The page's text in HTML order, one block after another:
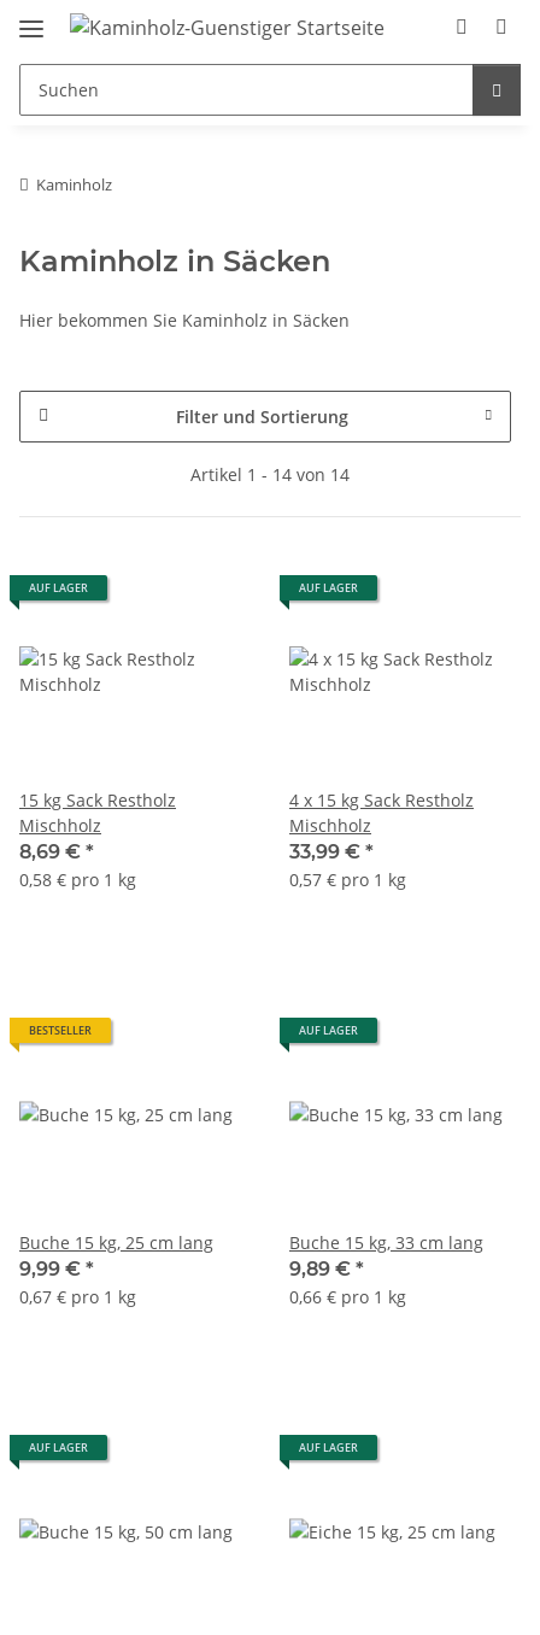
Kaminholz
Kaminholz in Säcken
Hier bekommen Sie Kaminholz in Säcken
Filter und Sortierung
Artikel 1 - 14 von 14
AUF LAGER
15 kg Sack Restholz
Mischholz
8,69 € *
0,58 € pro 1 kg
AUF LAGER
4 x 15 kg Sack Restholz
Mischholz
33,99 € *
0,57 € pro 1 kg
BESTSELLER
Buche 15 kg, 25 cm lang
9,99 € *
0,67 € pro 1 kg
AUF LAGER
Buche 15 kg, 33 cm lang
9,89 € *
0,66 € pro 1 kg
AUF LAGER AUF LAGER